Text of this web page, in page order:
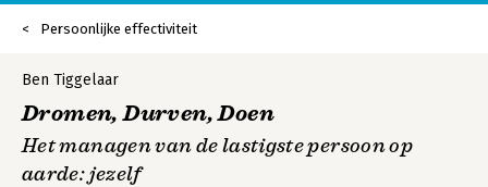
Persoonlijke effectiviteit
Ben Tiggelaar
Dromen, Durven, Doen
Het managen van de lastigste persoon op
aarde: jezelf